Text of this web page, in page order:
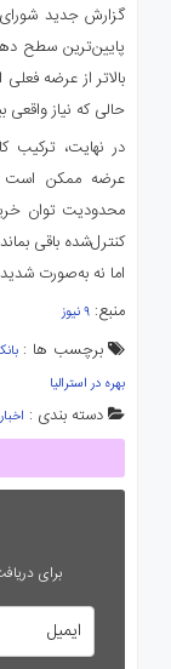
گزارش جدید
پایین‌ترین سطح
حالی که نیاز واقعی بیش از ۲۲۰ هزار
در نهایت،
عرضه ممکن است
محدودیت توان
کنترل‌شده باقی
اما نه به‌صورت
منبع: ۹ نیوز
برچسب ها :
بهره در استرالیا
دسته بندی : اخبار
برای